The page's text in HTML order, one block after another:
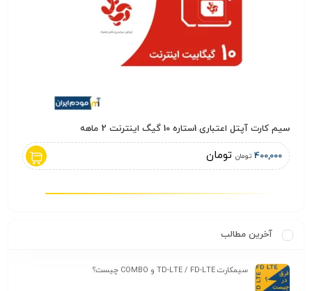
سیم کارت آپتل اعتباری 1ستاره 10 گیگ اینترنت 2 ماهه
400,000 تومان تومان
آخرین مطالب
سیمکارت TD-LTE / FD-LTE و COMBO چیست؟